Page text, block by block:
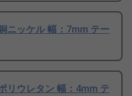
ニッケル 幅：7mm テー
リウレタン 幅：4mm テ